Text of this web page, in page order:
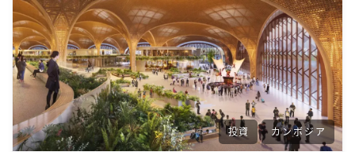
投資 カンボジア